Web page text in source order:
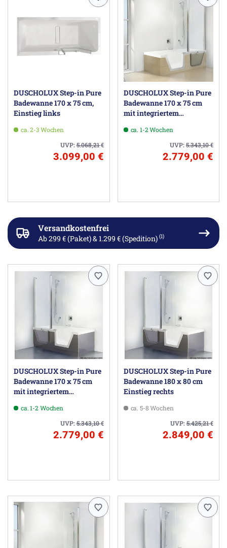
DUSCHOLUX Step-in Pure
Badewanne 170 x 75 cm,
Einstieg links
ca. 2-3 Wochen
UVP:5.068,21€
3.099,00 €
DUSCHOLUX Step-in Pure
Badewanne 170 x 75 cm
mit integriertem
links
ca. 1-2 Wochen
UVP:5.343,10€
2.779,00 €
Versandkostenfrei
Ab 299 € (Paket) & 1.299 € (Spedition) (1)
DUSCHOLUX Step-in Pure
Badewanne 170 x 75 cm
mit integriertem
rechts
ca. 1-2 Wochen
UVP:5.343,10€
2.779,00 €
DUSCHOLUX Step-in Pure
Badewanne 180 x 80 cm
Einstieg rechts
ca. 5-8 Wochen
UVP:5.425,21€
2.849,00 €